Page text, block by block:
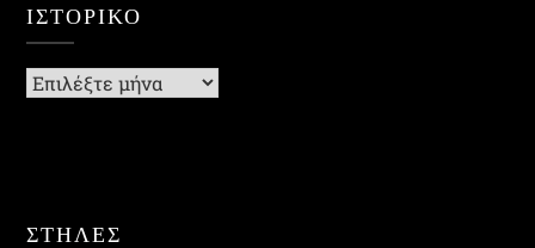
ΙΣΤΟΡΙΚΌ
Ιστορικό
ΣΤΗΛΕΣ